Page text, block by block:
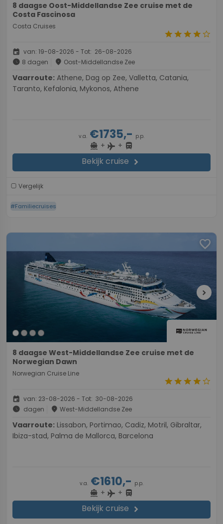
8 daagse Oost-Middellandse Zee cruise met de
Costa Fascinosa
Costa Cruises
starstarstarstarstar_border
event van: 19-08-2026 - Tot: 26-08-2026
schedule 8 dagen place Oost-Middellandse Zee
Vaarroute:
Taranto, Kefalonia, Mykonos, Athene
v.a. €1735,- p.p.
directions_boat + flight + directions_bus
Bekijk cruise chevron_right
Vergelijk
#Familiecruises
favorite
chevron_right
8 daagse West-Middellandse Zee cruise met de
Norwegian Dawn
Norwegian Cruise Line
starstarstarstarstar_border
event van: 23-08-2026 - Tot: 30-08-2026
schedule dagen place West-Middellandse Zee
Vaarroute:
Ibiza-stad, Palma de Mallorca, Barcelona
v.a. €1610,- p.p.
directions_boat + flight + directions_bus
Bekijk cruise chevron_right